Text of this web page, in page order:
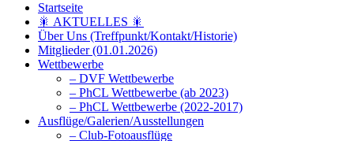
Startseite
🎇 AKTUELLES 🎇
Über Uns (Treffpunkt/Kontakt/Historie)
Mitglieder (01.01.2026)
Wettbewerbe
– DVF Wettbewerbe
– PhCL Wettbewerbe (ab 2023)
– PhCL Wettbewerbe (2022-2017)
Ausflüge/Galerien/Ausstellungen
– Club-Fotoausflüge